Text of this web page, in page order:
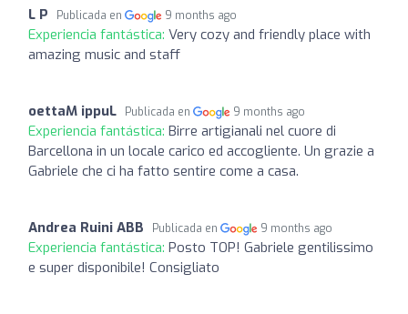
L P Publicada en 9 months ago
Experiencia fantástica: Very cozy and friendly place with
amazing music and staff
oettaM ippuL Publicada en 9 months ago
Experiencia fantástica: Birre artigianali nel cuore di
Barcellona in un locale carico ed accogliente. Un grazie a
Gabriele che ci ha fatto sentire come a casa.
Andrea Ruini ABB Publicada en 9 months ago
Experiencia fantástica: Posto TOP! Gabriele gentilissimo
e super disponibile! Consigliato